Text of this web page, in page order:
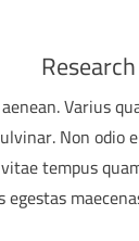
Varius
Non odio
tempus